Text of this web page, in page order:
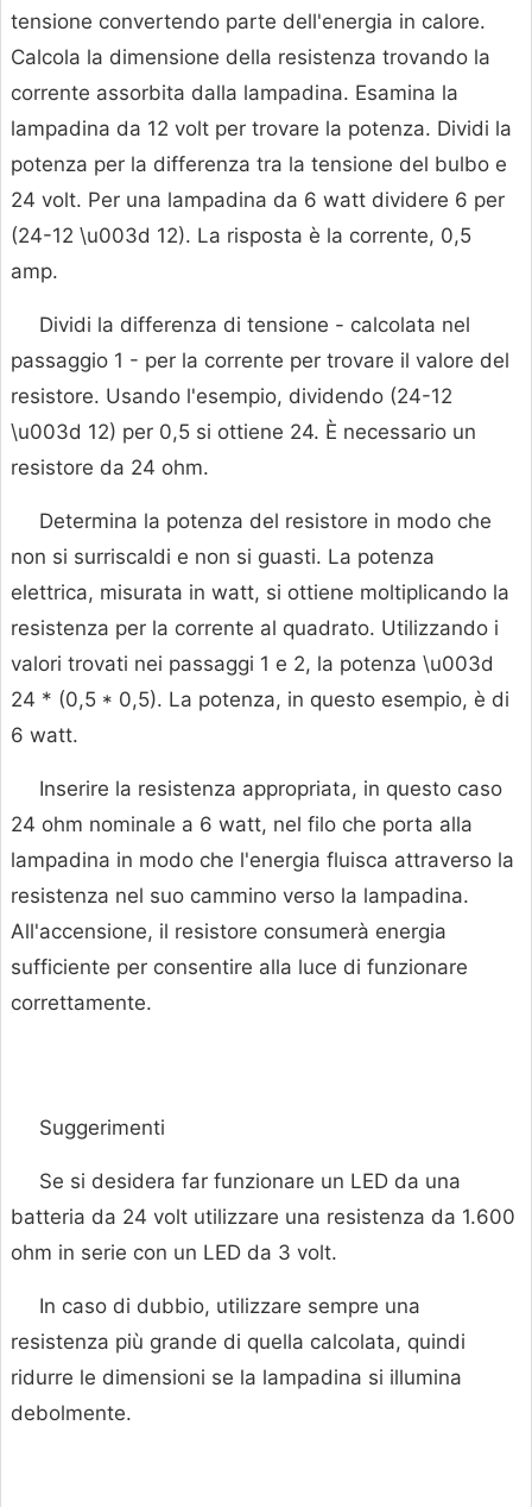
tensione convertendo parte dell'energia in calore.
Calcola la dimensione della resistenza trovando la
corrente assorbita dalla lampadina. Esamina la
lampadina da 12 volt per trovare la potenza. Dividi la
potenza per la differenza tra la tensione del bulbo e
24 volt. Per una lampadina da 6 watt dividere 6 per
(24-12 \u003d 12). La risposta è la corrente, 0,5
amp.
Dividi la differenza di tensione - calcolata nel
passaggio 1 - per la corrente per trovare il valore del
resistore. Usando l'esempio, dividendo (24-12
\u003d 12) per 0,5 si ottiene 24. È necessario un
resistore da 24 ohm.
Determina la potenza del resistore in modo che
non si surriscaldi e non si guasti. La potenza
elettrica, misurata in watt, si ottiene moltiplicando la
resistenza per la corrente al quadrato. Utilizzando i
valori trovati nei passaggi 1 e 2, la potenza \u003d
24 * (0,5 * 0,5). La potenza, in questo esempio, è di
6 watt.
Inserire la resistenza appropriata, in questo caso
24 ohm nominale a 6 watt, nel filo che porta alla
lampadina in modo che l'energia fluisca attraverso la
resistenza nel suo cammino verso la lampadina.
All'accensione, il resistore consumerà energia
sufficiente per consentire alla luce di funzionare
correttamente.
Suggerimenti
Se si desidera far funzionare un LED da una
batteria da 24 volt utilizzare una resistenza da 1.600
ohm in serie con un LED da 3 volt.
In caso di dubbio, utilizzare sempre una
resistenza più grande di quella calcolata, quindi
ridurre le dimensioni se la lampadina si illumina
debolmente.